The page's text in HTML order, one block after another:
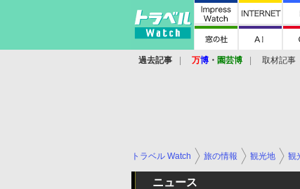
過去記事 万博 ・ 園芸博 取材記事
トラベル Watch 旅の情報 観光地 観
ニュース